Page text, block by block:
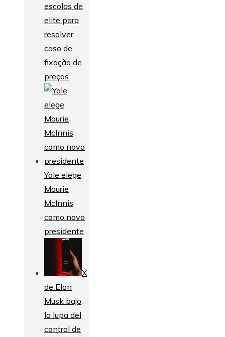
escolas de
elite para
resolver
caso de
fixação de
preços
Yale elege
Maurie
McInnis
como novo
presidente
X
de Elon
Musk bajo
la lupa del
control de